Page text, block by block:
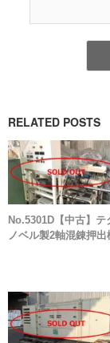
RELATED POSTS
No.5301D【中古】テ
ノベル製2軸混錬押出